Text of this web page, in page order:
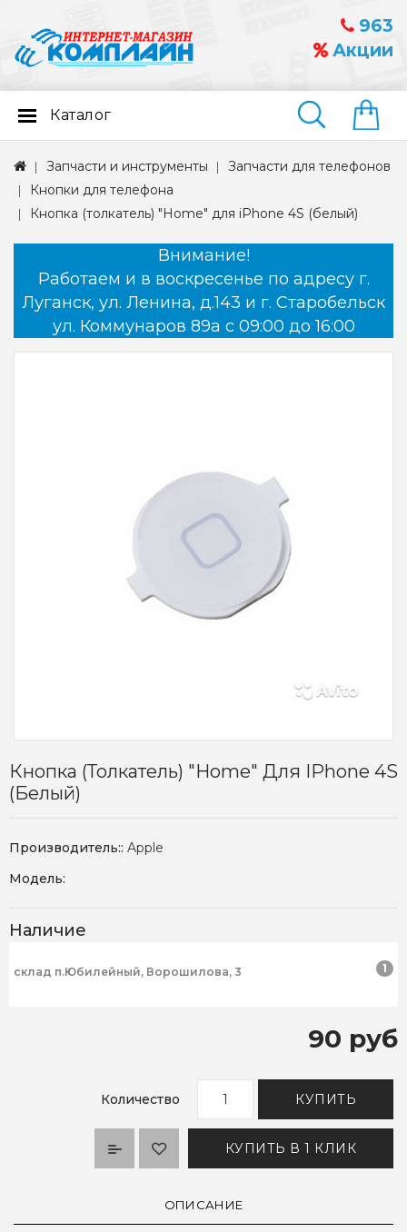
963
Акции
Найти
Каталог
Запчасти и инструменты
Запчасти для телефонов
Кнопки для телефона
Кнопка (толкатель) "Home" для iPhone 4S (белый)
Внимание!
Работаем и в воскресенье по адресу г.
Луганск, ул. Ленина, д.143 и г. Старобельск
ул. Коммунаров 89а с 09:00 до 16:00
Кнопка (толкатель) "Home" Для IPhone 4S
(белый)
Производитель:: Apple
Модель:
Наличие
склад п.Юбилейный, Ворошилова, 3 1
90 руб
Количество КУПИТЬ
КУПИТЬ В 1 КЛИК
ОПИСАНИЕ